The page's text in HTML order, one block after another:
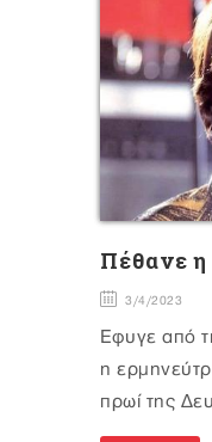
Πέθανε
3/4/2023
Έφυγε από
η
πρωί της